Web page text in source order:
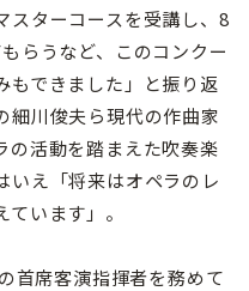
スターコースを受講し、8
らうなど、このコンクー
もできました」と振り返
細川俊夫ら現代の作曲家
の活動を踏まえた吹奏楽
いえ「将来はオペラのレ
います」。
首席客演指揮者を務めて